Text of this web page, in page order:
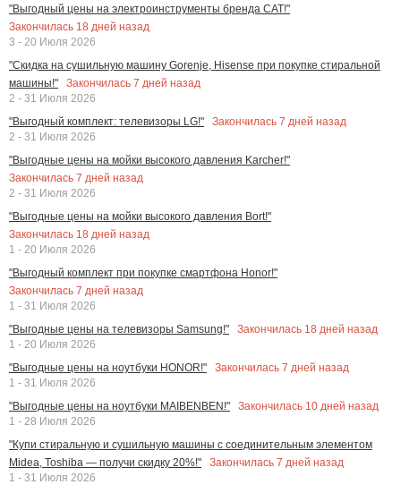
"Выгодный цены на электроинструменты бренда CAT!"
Закончилась 18 дней назад
3 - 20 Июля 2026
"Скидка на сушильную машину Gorenje, Hisense при покупке стиральной
машины!"
Закончилась 7 дней назад
2 - 31 Июля 2026
"Выгодный комплект: телевизоры LG!"
Закончилась 7 дней назад
2 - 31 Июля 2026
"Выгодные цены на мойки высокого давления Karcher!"
Закончилась 7 дней назад
2 - 31 Июля 2026
"Выгодные цены на мойки высокого давления Bort!"
Закончилась 18 дней назад
1 - 20 Июля 2026
"Выгодный комплект при покупке смартфона Honor!"
Закончилась 7 дней назад
1 - 31 Июля 2026
"Выгодные цены на телевизоры Samsung!"
Закончилась 18 дней назад
1 - 20 Июля 2026
"Выгодные цены на ноутбуки HONOR!"
Закончилась 7 дней назад
1 - 31 Июля 2026
"Выгодные цены на ноутбуки MAIBENBEN!"
Закончилась 10 дней назад
1 - 28 Июля 2026
"Купи стиральную и сушильную машины с соединительным элементом
Midea, Toshiba — получи скидку 20%!"
Закончилась 7 дней назад
1 - 31 Июля 2026